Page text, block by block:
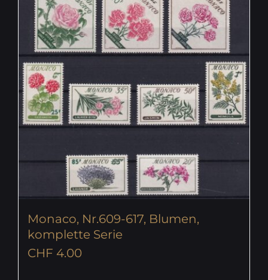
Monaco, Nr.609-617, Blumen,
komplette Serie
CHF 4.00